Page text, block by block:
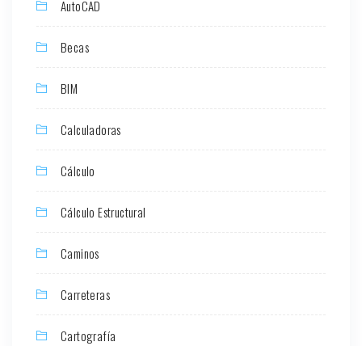
AutoCAD
Becas
BIM
Calculadoras
Cálculo
Cálculo Estructural
Caminos
Carreteras
Cartografía